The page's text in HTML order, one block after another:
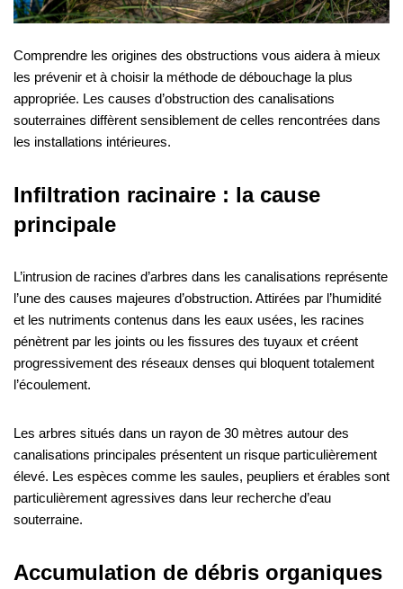
Comprendre les origines des obstructions vous aidera à mieux
les prévenir et à choisir la méthode de débouchage la plus
appropriée. Les causes d’obstruction des canalisations
souterraines diffèrent sensiblement de celles rencontrées dans
les installations intérieures.
Infiltration racinaire : la cause
principale
L’intrusion de racines d’arbres dans les canalisations représente
l’une des causes majeures d’obstruction. Attirées par l’humidité
et les nutriments contenus dans les eaux usées, les racines
pénètrent par les joints ou les fissures des tuyaux et créent
progressivement des réseaux denses qui bloquent totalement
l’écoulement.
Les arbres situés dans un rayon de 30 mètres autour des
canalisations principales présentent un risque particulièrement
élevé. Les espèces comme les saules, peupliers et érables sont
particulièrement agressives dans leur recherche d’eau
souterraine.
Accumulation de débris organiques